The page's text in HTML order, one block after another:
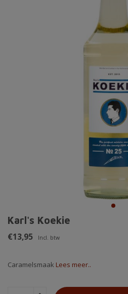
Karl's Koekie
€13,95 Incl. btw
Caramelsmaak Lees meer..